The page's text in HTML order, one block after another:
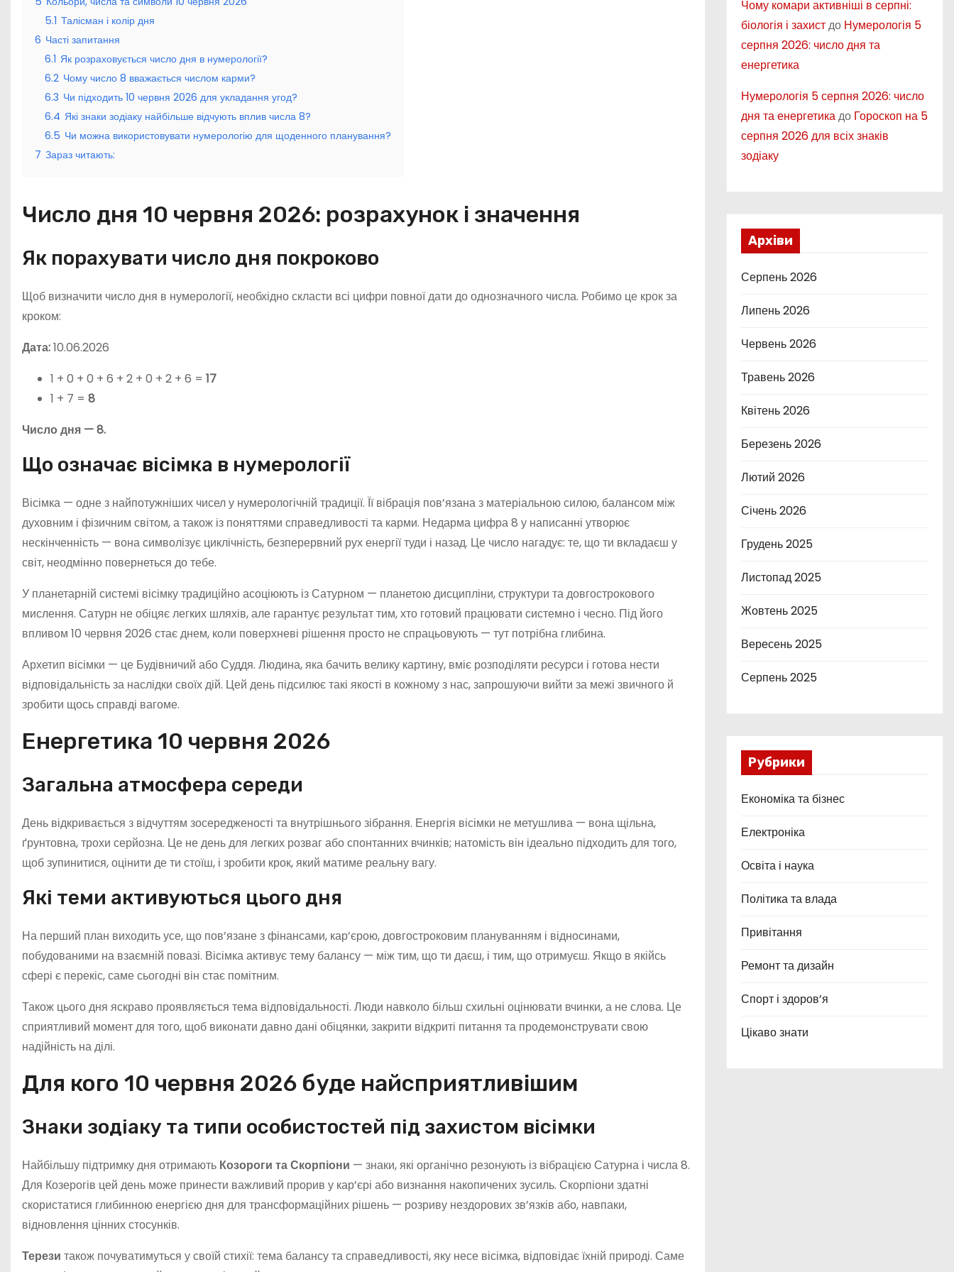
5.1 Талісман і колір дня
6 Часті запитання
6.1 Як розраховується число дня в нумерології?
6.2 Чому число 8 вважається числом карми?
6.3 Чи підходить 10 червня 2026 для укладання угод?
6.4 Які знаки зодіаку найбільше відчують вплив числа 8?
6.5 Чи можна використовувати нумерологію для щоденного планування?
7 Зараз читають:
Число дня 10 червня 2026: розрахунок і значення
Як порахувати число дня покроково
Щоб визначити число дня в нумерології, необхідно скласти всі цифри повної дати до однозначного числа. Робимо це крок за
кроком:
Дата:10.06.2026
1 + 0 + 0 + 6 + 2 + 0 + 2 + 6 = 17
1 + 7 = 8
Число дня — 8.
Що означає вісімка в нумерології
Вісімка — одне з найпотужніших чисел у нумерологічній традиції. Її вібрація пов’язана з матеріальною силою, балансом між
духовним і фізичним світом, а також із поняттями справедливості та карми. Недарма цифра 8 у написанні утворює
нескінченність — вона символізує циклічність, безперервний рух енергії туди і назад. Це число нагадує: те, що ти вкладаєш у
світ, неодмінно повернеться до тебе.
У планетарній системі вісімку традиційно асоціюють із Сатурном — планетою дисципліни, структури та довгострокового
мислення. Сатурн не обіцяє легких шляхів, але гарантує результат тим, хто готовий працювати системно і чесно. Під його
впливом 10 червня 2026 стає днем, коли поверхневі рішення просто не спрацьовують — тут потрібна глибина.
Архетип вісімки — це Будівничий або Суддя. Людина, яка бачить велику картину, вміє розподіляти ресурси і готова нести
відповідальність за наслідки своїх дій. Цей день підсилює такі якості в кожному з нас, запрошуючи вийти за межі звичного й
зробити щось справді вагоме.
Енергетика 10 червня 2026
Загальна атмосфера середи
День відкривається з відчуттям зосередженості та внутрішнього зібрання. Енергія вісімки не метушлива — вона щільна,
ґрунтовна, трохи серйозна. Це не день для легких розваг або спонтанних вчинків; натомість він ідеально підходить для того,
щоб зупинитися, оцінити де ти стоїш, і зробити крок, який матиме реальну вагу.
Які теми активуються цього дня
На перший план виходить усе, що пов’язане з фінансами, кар’єрою, довгостроковим плануванням і відносинами,
побудованими на взаємній повазі. Вісімка активує тему балансу — між тим, що ти даєш, і тим, що отримуєш. Якщо в якійсь
сфері є перекіс, саме сьогодні він стає помітним.
Також цього дня яскраво проявляється тема відповідальності. Люди навколо більш схильні оцінювати вчинки, а не слова. Це
сприятливий момент для того, щоб виконати давно дані обіцянки, закрити відкриті питання та продемонструвати свою
надійність на ділі.
Для кого 10 червня 2026 буде найсприятливішим
Знаки зодіаку та типи особистостей під захистом вісімки
Найбільшу підтримку дня отримають Козороги та Скорпіони — знаки, які органічно резонують із вібрацією Сатурна і числа 8.
Для Козерогів цей день може принести важливий прорив у кар’єрі або визнання накопичених зусиль. Скорпіони здатні
скористатися глибинною енергією дня для трансформаційних рішень — розриву нездорових зв’язків або, навпаки,
відновлення цінних стосунків.
Терези також почуватимуться у своїй стихії: тема балансу та справедливості, яку несе вісімка, відповідає їхній природі. Саме
Чому комари активніші в серпні:
біологія і захистдо Нумерологія 5
серпня 2026: число дня та
енергетика
Нумерологія 5 серпня 2026: число
дня та енергетикадо Гороскоп на 5
серпня 2026 для всіх знаків
зодіаку
Архіви
Серпень 2026
Липень 2026
Червень 2026
Травень 2026
Квітень 2026
Березень 2026
Лютий 2026
Січень 2026
Грудень 2025
Листопад 2025
Жовтень 2025
Вересень 2025
Серпень 2025
Рубрики
Економіка та бізнес
Електроніка
Освіта і наука
Політика та влада
Привітання
Ремонт та дизайн
Спорт і здоров’я
Цікаво знати